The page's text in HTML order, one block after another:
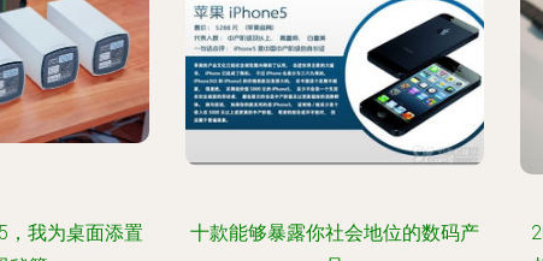
，我为桌面添置
十款能够暴露你社会地位的数码产